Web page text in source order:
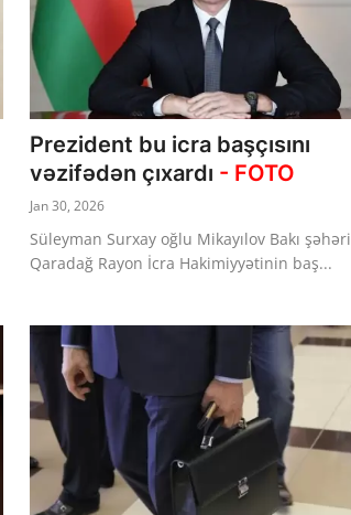
Prezident bu icra başçısını
vəzifədən çıxardı - FOTO
Jan 30, 2026
Süleyman Surxay oğlu Mikayılov Bakı şəhəri
Qaradağ Rayon İcra Hakimiyyətinin baş...